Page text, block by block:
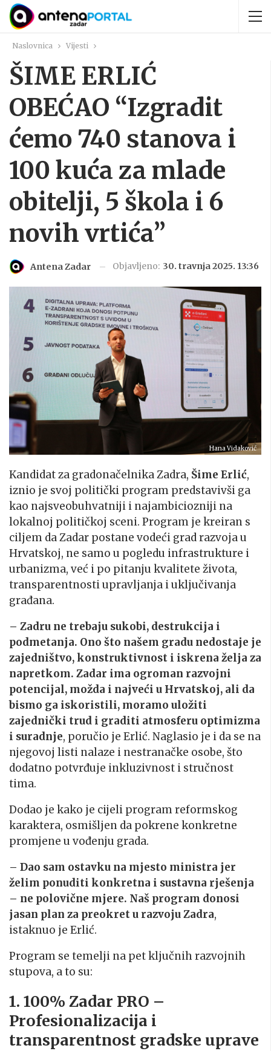
Naslovnica Vijesti
ŠIME ERLIĆ
OBEĆAO “Izgradit
ćemo 740 stanova i
100 kuća za mlade
obitelji, 5 škola i 6
novih vrtića”
Antena Zadar Objavljeno: 30. travnja 2025. 13:36
Hana Vidaković
Kandidat za gradonačelnika Zadra, Šime Erlić,
iznio je svoj politički program predstavivši ga
kao najsveobuhvatniji i najambiciozniji na
lokalnoj političkoj sceni. Program je kreiran s
ciljem da Zadar postane vodeći grad razvoja u
Hrvatskoj, ne samo u pogledu infrastrukture i
urbanizma, već i po pitanju kvalitete života,
transparentnosti upravljanja i uključivanja
građana.
– Zadru ne trebaju sukobi, destrukcija i
podmetanja. Ono što našem gradu nedostaje je
zajedništvo, konstruktivnost i iskrena želja za
napretkom. Zadar ima ogroman razvojni
potencijal, možda i najveći u Hrvatskoj, ali da
bismo ga iskoristili, moramo uložiti
zajednički trud i graditi atmosferu optimizma
i suradnje, poručio je Erlić. Naglasio je i da se na
njegovoj listi nalaze i nestranačke osobe, što
dodatno potvrđuje inkluzivnost i stručnost
tima.
Dodao je kako je cijeli program reformskog
karaktera, osmišljen da pokrene konkretne
promjene u vođenju grada.
– Dao sam ostavku na mjesto ministra jer
želim ponuditi konkretna i sustavna rješenja
– ne polovične mjere. Naš program donosi
jasan plan za preokret u razvoju Zadra,
istaknuo je Erlić.
Program se temelji na pet ključnih razvojnih
stupova, a to su:
1. 100% Zadar PRO –
Profesionalizacija i
transparentnost gradske uprave